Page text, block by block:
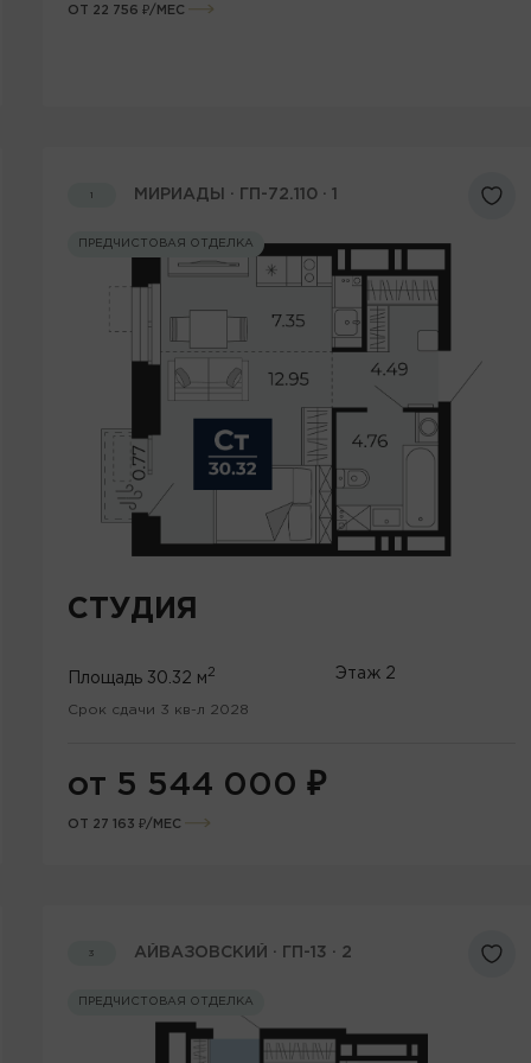
ОТ 22 756 ₽/МЕС
1 МИРИАДЫ · ГП-72.110 · 1
ПРЕДЧИСТОВАЯ ОТДЕЛКА
СТУДИЯ
Площадь 30.32 м2 Этаж 2
Срок сдачи 3 кв-л 2028
от 5 544 000 ₽
ОТ 27 163 ₽/МЕС
3 АЙВАЗОВСКИЙ · ГП-13 · 2
ПРЕДЧИСТОВАЯ ОТДЕЛКА